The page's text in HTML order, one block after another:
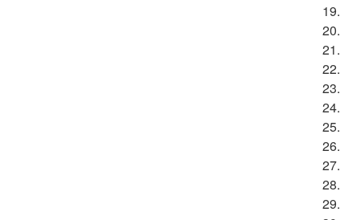
19.
20.
21.
22.
23.
24.
25.
26.
27.
28.
29.